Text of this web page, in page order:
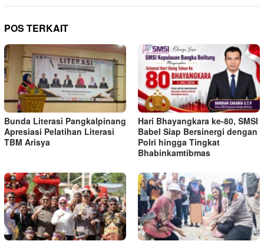
POS TERKAIT
Bunda Literasi Pangkalpinang
Apresiasi Pelatihan Literasi
TBM Arisya
Hari Bhayangkara ke-80, SMSI
Babel Siap Bersinergi dengan
Polri hingga Tingkat
Bhabinkamtibmas